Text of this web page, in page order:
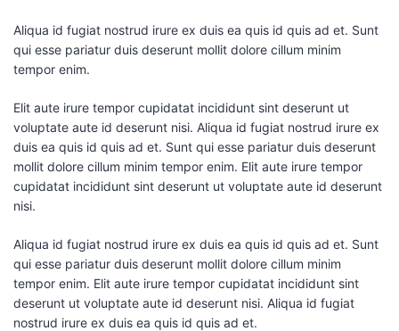
Aliqua id fugiat nostrud irure ex duis ea quis id quis ad et. Sunt
qui esse pariatur duis deserunt mollit dolore cillum minim
tempor enim.
Elit aute irure tempor cupidatat incididunt sint deserunt ut
voluptate aute id deserunt nisi. Aliqua id fugiat nostrud irure ex
duis ea quis id quis ad et. Sunt qui esse pariatur duis deserunt
mollit dolore cillum minim tempor enim. Elit aute irure tempor
cupidatat incididunt sint deserunt ut voluptate aute id deserunt
nisi.
Aliqua id fugiat nostrud irure ex duis ea quis id quis ad et. Sunt
qui esse pariatur duis deserunt mollit dolore cillum minim
tempor enim. Elit aute irure tempor cupidatat incididunt sint
deserunt ut voluptate aute id deserunt nisi. Aliqua id fugiat
nostrud irure ex duis ea quis id quis ad et.